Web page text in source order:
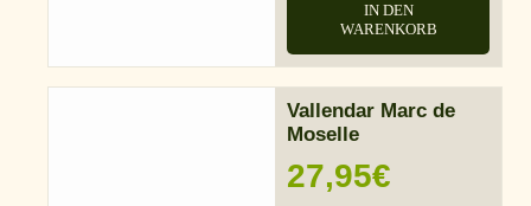
IN DEN
WARENKORB
Vallendar Marc de
Moselle
27,95€